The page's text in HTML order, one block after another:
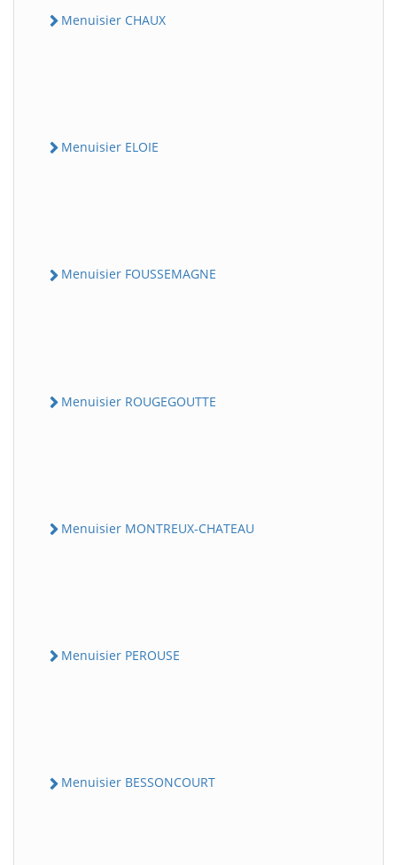
Menuisier CHAUX
Menuisier ELOIE
Menuisier FOUSSEMAGNE
Menuisier ROUGEGOUTTE
Menuisier MONTREUX-CHATEAU
Menuisier PEROUSE
Menuisier BESSONCOURT